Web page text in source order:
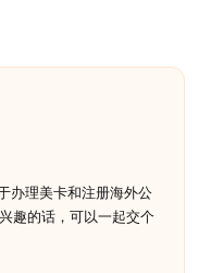
办理美卡和注册海外公
趣的话，可以一起交个